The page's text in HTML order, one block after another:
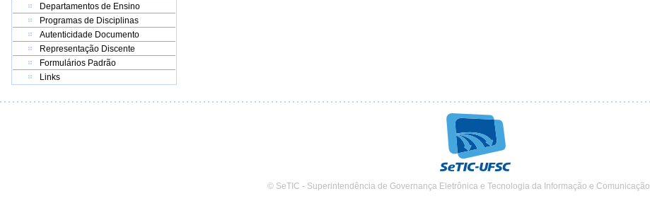
Departamentos de Ensino
Programas de Disciplinas
Autenticidade Documento
Representação Discente
Formulários Padrão
Links
© SeTIC - Superintendência de Governança Eletrônica e Tecnologia da Informação e Comunicação